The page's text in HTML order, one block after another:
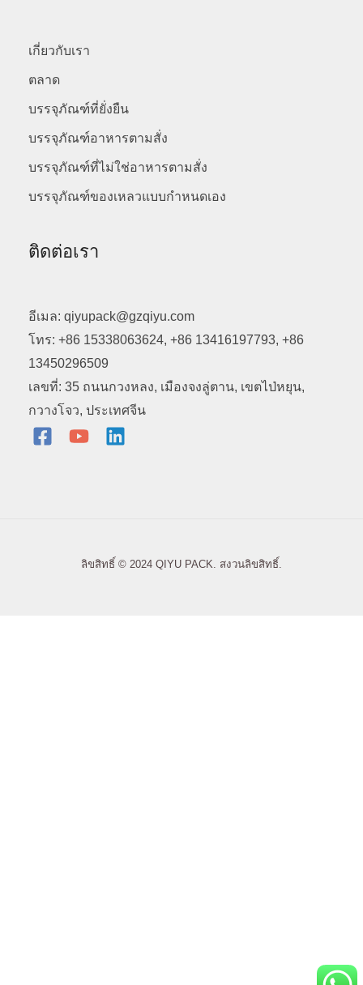
เกี่ยวกับเรา
ตลาด
บรรจุภัณฑ์ที่ยั่งยืน
บรรจุภัณฑ์อาหารตามสั่ง
บรรจุภัณฑ์ที่ไม่ใช่อาหารตามสั่ง
บรรจุภัณฑ์ของเหลวแบบกำหนดเอง
ติดต่อเรา
อีเมล: qiyupack@gzqiyu.com
โทร: +86 15338063624, +86 13416197793, +86
13450296509
เลขที่: 35 ถนนกวงหลง, เมืองจงลู่ตาน, เขตไป่หยุน,
กวางโจว, ประเทศจีน
ลิขสิทธิ์ © 2024 QIYU PACK. สงวนลิขสิทธิ์.